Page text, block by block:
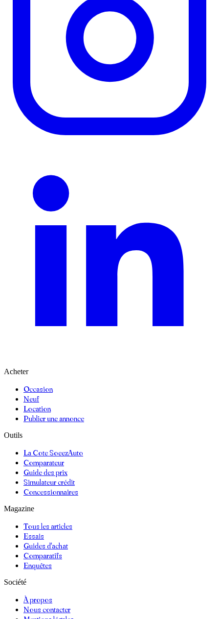
Acheter
Occasion
Neuf
Location
Publier une annonce
Outils
La Cote SoeezAuto
Comparateur
Guide des prix
Simulateur crédit
Concessionnaires
Magazine
Tous les articles
Essais
Guides d'achat
Comparatifs
Enquêtes
Société
À propos
Nous contacter